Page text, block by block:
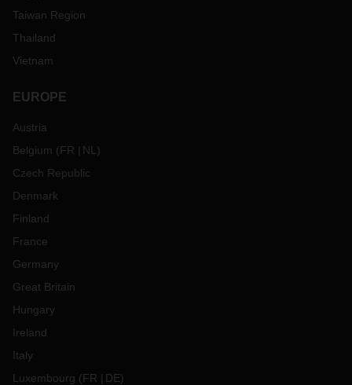
Taiwan Region
Thailand
Vietnam
EUROPE
Austria
Belgium (FR NL )
Czech Republic
Denmark
Finland
France
Germany
Great Britain
Hungary
Ireland
Italy
Luxembourg (FR DE)